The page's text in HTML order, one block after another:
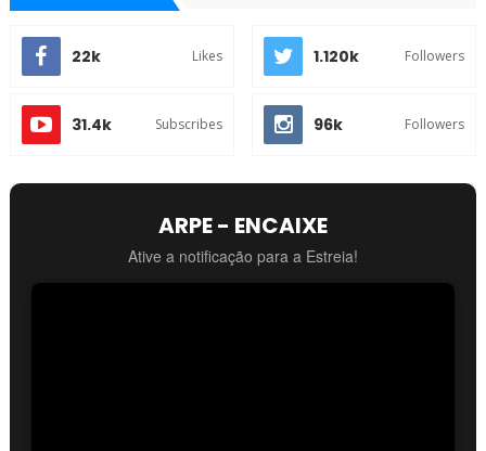
22k Likes 1.120k Followers
31.4k Subscribes 96k Followers
ARPE - ENCAIXE
Ative a notificação para a Estreia!